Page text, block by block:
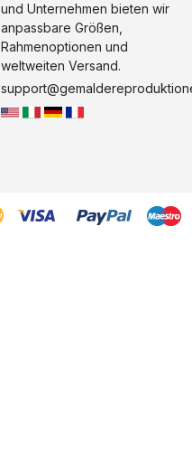
und Unternehmen bieten wir
anpassbare Größen,
Rahmenoptionen und
weltweiten Versand.